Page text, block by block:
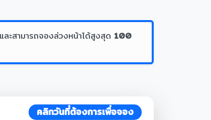
ะสามารถจองล่วงหน้าได้สูงสุด 100
คลิกวันที่ต้องการเพื่อจอง